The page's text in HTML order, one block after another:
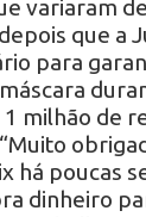
variaram
que a
para
milhão de
há poucas
dinheiro